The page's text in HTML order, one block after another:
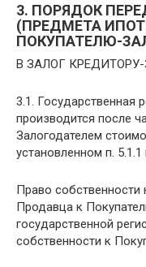
3. ПОРЯДОК
(ПРЕДМЕТА
ПОКУПАТЕЛЮ-
В ЗАЛОГ
3.1. Государственная
производится после
Залогодателем
установленном п.
Право собственности
Продавца к
государственной
собственности к